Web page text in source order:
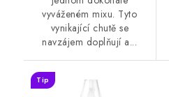
vyváženém mixu. Tyto
vynikající chutě se
navzájem doplňují a...
Tip